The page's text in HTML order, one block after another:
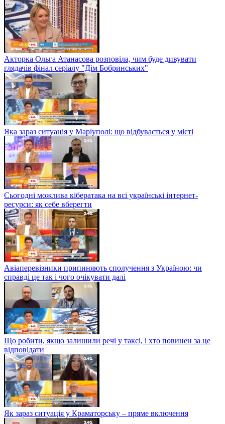
Акторка Ольга Атанасова розповіла, чим буде дивувати
глядачів фінал серіалу "Дім Бобринських"
Яка зараз ситуація у Маріуполі: що відбувається у місті
Сьогодні можлива кібератака на всі українські інтернет-
ресурси: як себе вберегти
Авіаперевізники припиняють сполучення з Україною: чи
справді це так і чого очікувати далі
Що робити, якщо залишили речі у таксі, і хто повинен за це
відповідати
Як зараз ситуація у Краматорську – пряме включення